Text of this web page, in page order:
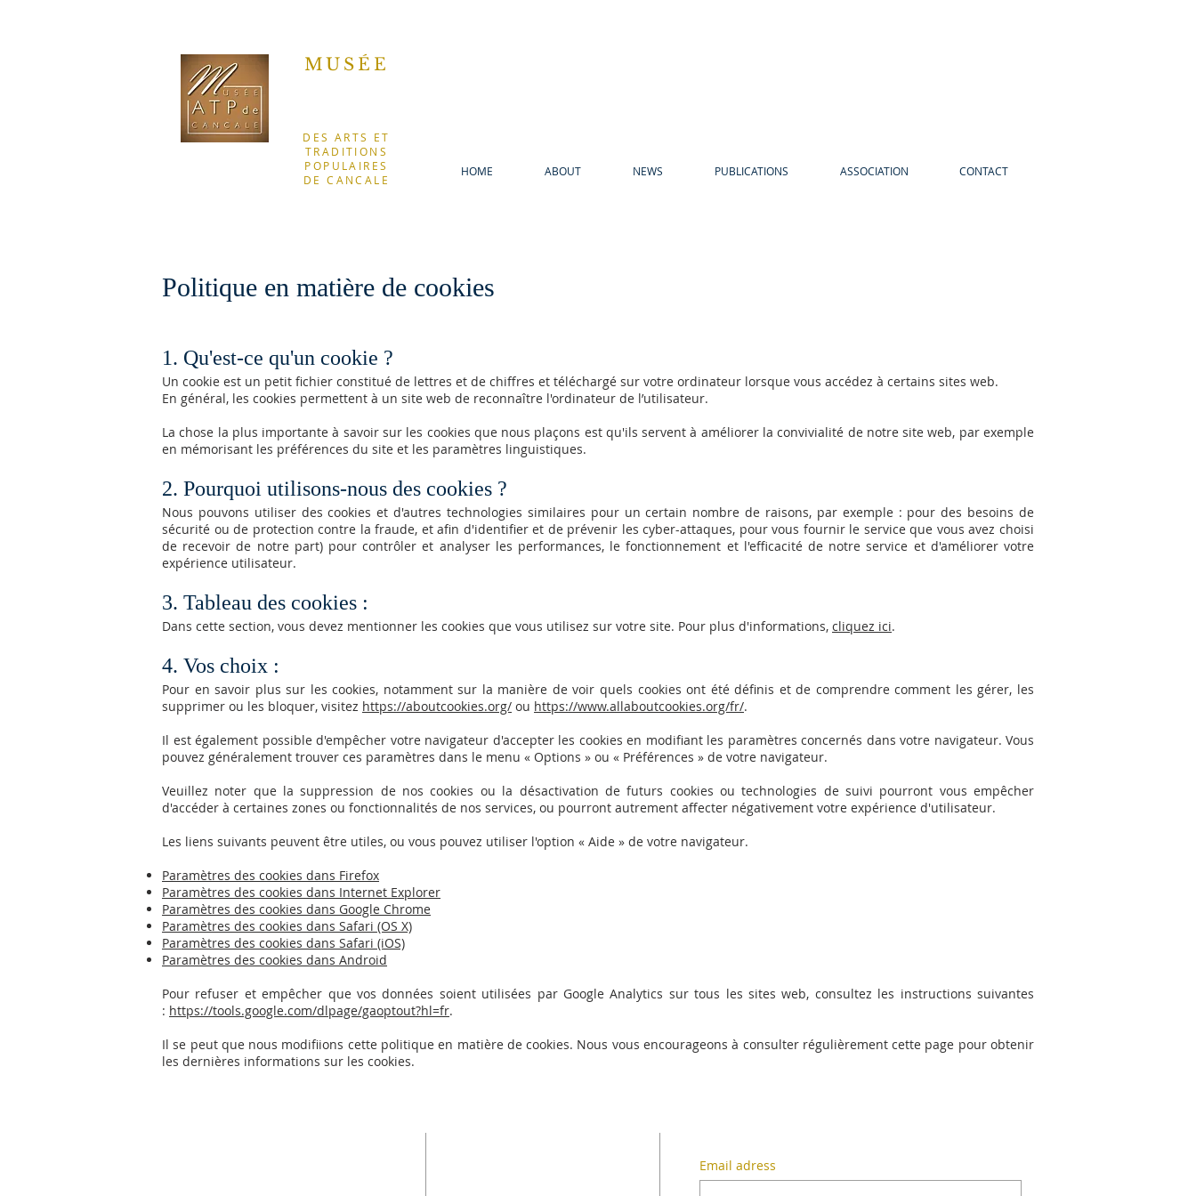
MUSÉE
DES ARTS ET
TRADITIONS
POPULAIRES
DE CANCALE
HOME ABOUT NEWS PUBLICATIONS ASSOCIATION CONTACT
Politique en matière de cookies
1. Qu'est-ce qu'un cookie ?
Un cookie est un petit fichier constitué de lettres et de chiffres et téléchargé sur votre ordinateur lorsque vous accédez à certains sites web.
En général, les cookies permettent à un site web de reconnaître l'ordinateur de l’utilisateur.
La chose la plus importante à savoir sur les cookies que nous plaçons est qu'ils servent à améliorer la convivialité de notre site web, par exemple
en mémorisant les préférences du site et les paramètres linguistiques.
2. Pourquoi utilisons-nous des cookies ?
Nous pouvons utiliser des cookies et d'autres technologies similaires pour un certain nombre de raisons, par exemple : pour des besoins de
sécurité ou de protection contre la fraude, et afin d'identifier et de prévenir les cyber-attaques, pour vous fournir le service que vous avez choisi
de recevoir de notre part) pour contrôler et analyser les performances, le fonctionnement et l'efficacité de notre service et d'améliorer votre
expérience utilisateur.
3. Tableau des cookies :
Dans cette section, vous devez mentionner les cookies que vous utilisez sur votre site. Pour plus d'informations, cliquez ici.
4. Vos choix :
Pour en savoir plus sur les cookies, notamment sur la manière de voir quels cookies ont été définis et de comprendre comment les gérer, les
supprimer ou les bloquer, visitez https://aboutcookies.org/ ou https://www.allaboutcookies.org/fr/.
Il est également possible d'empêcher votre navigateur d'accepter les cookies en modifiant les paramètres concernés dans votre navigateur. Vous
pouvez généralement trouver ces paramètres dans le menu « Options » ou « Préférences » de votre navigateur.
Veuillez noter que la suppression de nos cookies ou la désactivation de futurs cookies ou technologies de suivi pourront vous empêcher
d'accéder à certaines zones ou fonctionnalités de nos services, ou pourront autrement affecter négativement votre expérience d'utilisateur.
Les liens suivants peuvent être utiles, ou vous pouvez utiliser l'option « Aide » de votre navigateur.
Paramètres des cookies dans Firefox
Paramètres des cookies dans Internet Explorer
Paramètres des cookies dans Google Chrome
Paramètres des cookies dans Safari (OS X)
Paramètres des cookies dans Safari (iOS)
Paramètres des cookies dans Android
Pour refuser et empêcher que vos données soient utilisées par Google Analytics sur tous les sites web, consultez les instructions suivantes
: https://tools.google.com/dlpage/gaoptout?hl=fr.
Il se peut que nous modifiions cette politique en matière de cookies. Nous vous encourageons à consulter régulièrement cette page pour obtenir
les dernières informations sur les cookies.
Email adress